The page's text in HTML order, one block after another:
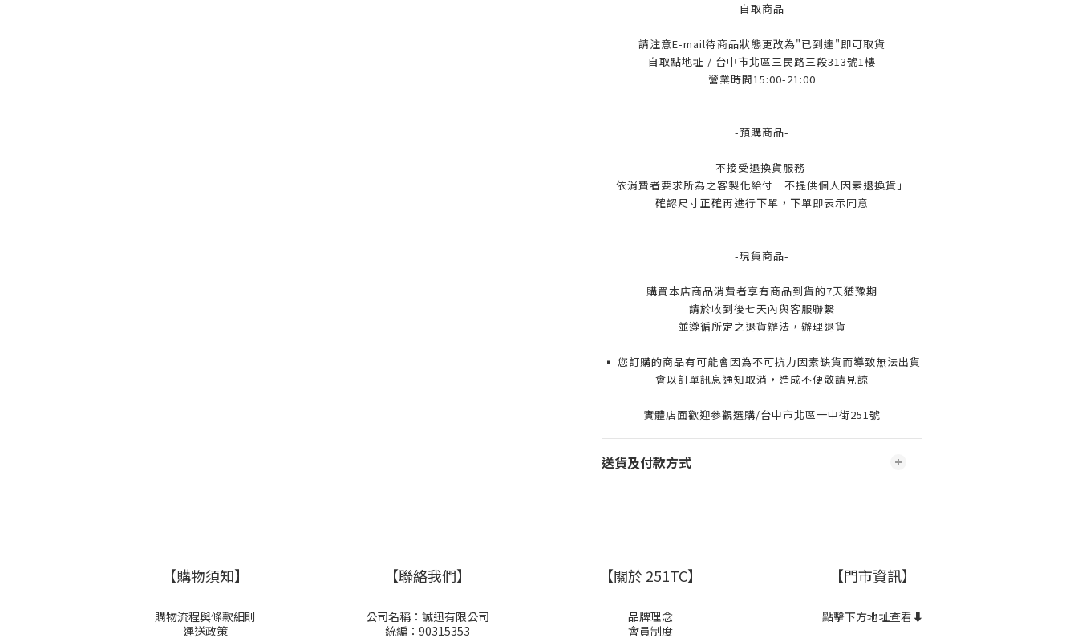
-自取商品-
請注意E-mail待商品狀態更改為"已到達"即可取貨
自取點地址 / 台中市北區三民路三段313號1樓
營業時間15:00-21:00
-預購商品-
不接受退換貨服務
依消費者要求所為之客製化給付「不提供個人因素退換貨」
確認尺寸正確再進行下單，下單即表示同意
-現貨商品-
購買本店商品消費者享有商品到貨的7天猶豫期
請於收到後七天內與客服聯繫
並遵循所定之退貨辦法，辦理退貨
▪️ 您訂購的商品有可能會因為不可抗力因素缺貨而導致無法出貨
會以訂單訊息通知取消，造成不便敬請見諒
實體店面歡迎參觀選購/台中市北區一中街251號
送貨及付款方式
【購物須知】
購物流程與條款細則
運送政策
【聯絡我們】
公司名稱：誠迅有限公司
統編：90315353
【關於 251TC】
品牌理念
會員制度
【門市資訊】
點擊下方地址查看⬇️